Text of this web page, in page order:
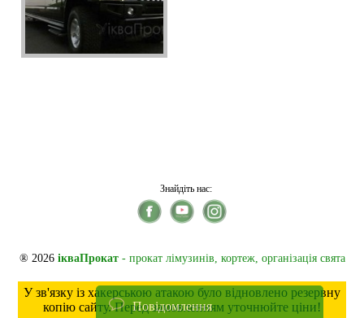
Знайдіть нас:
® 2026 ікваПрокат- прокат лімузинів, кортеж, організація свята
У зв'язку із хакерською атакою було відновлено резервну
копію сайту. Перед замовленням уточнюйте ціни!
Повідомлення